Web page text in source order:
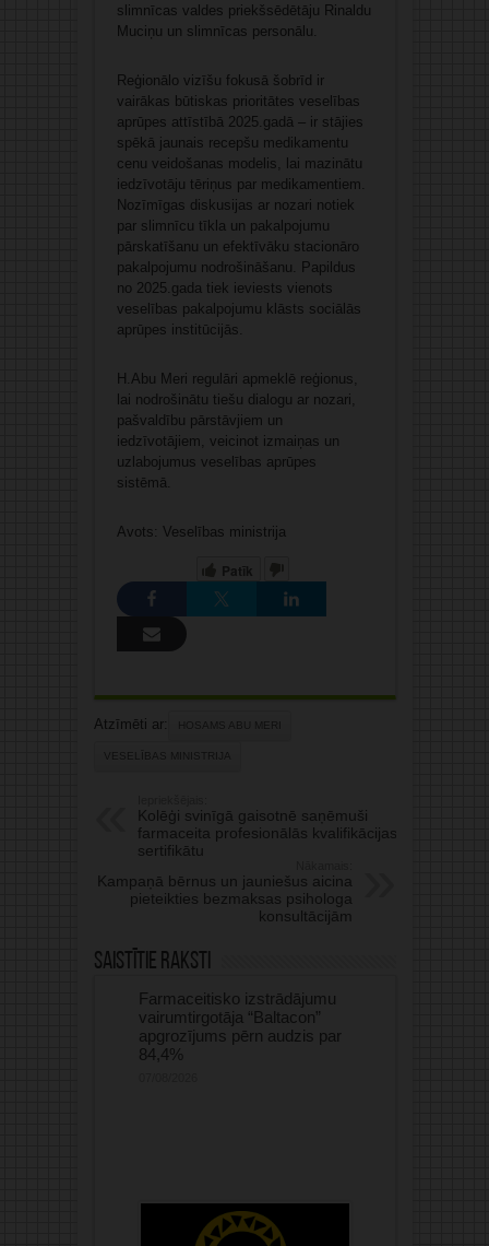
slimnīcas valdes priekšsēdētāju Rinaldu
Muciņu un slimnīcas personālu.
Reģionālo vizīšu fokusā šobrīd ir
vairākas būtiskas prioritātes veselības
aprūpes attīstībā 2025.gadā – ir stājies
spēkā jaunais recepšu medikamentu
cenu veidošanas modelis, lai mazinātu
iedzīvotāju tēriņus par medikamentiem.
Nozīmīgas diskusijas ar nozari notiek
par slimnīcu tīkla un pakalpojumu
pārskatīšanu un efektīvāku stacionāro
pakalpojumu nodrošināšanu. Papildus
no 2025.gada tiek ieviests vienots
veselības pakalpojumu klāsts sociālās
aprūpes institūcijās.
H.Abu Meri regulāri apmeklē reģionus,
lai nodrošinātu tiešu dialogu ar nozari,
pašvaldību pārstāvjiem un
iedzīvotājiem, veicinot izmaiņas un
uzlabojumus veselības aprūpes
sistēmā.
Avots: Veselības ministrija
Patīk
Atzīmēti ar: HOSAMS ABU MERI
VESELĪBAS MINISTRIJA
Kolēģi svinīgā gaisotnē saņēmuši
farmaceita profesionālās kvalifikācijas
sertifikātu
Kampaņā bērnus un jauniešus aicina
pieteikties bezmaksas psihologa
konsultācijām
Saistītie raksti
Farmaceitisko izstrādājumu
vairumtirgotāja “Baltacon”
apgrozījums pērn audzis par
84,4%